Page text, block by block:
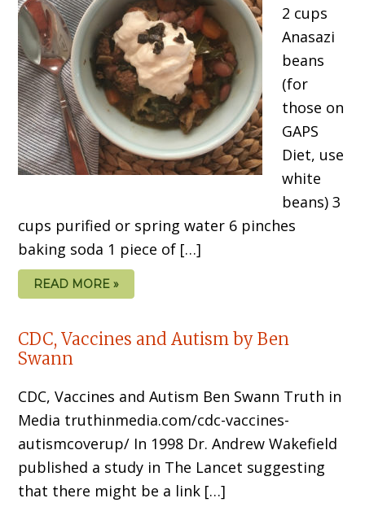
2 cups
Anasazi
beans
(for
those on
GAPS
Diet, use
white
beans) 3
cups purified or spring water 6 pinches
baking soda 1 piece of […]
READ MORE »
CDC, Vaccines and Autism by Ben
Swann
CDC, Vaccines and Autism Ben Swann Truth in
Media truthinmedia.com/cdc-vaccines-
autismcoverup/ In 1998 Dr. Andrew Wakefield
published a study in The Lancet suggesting
that there might be a link […]